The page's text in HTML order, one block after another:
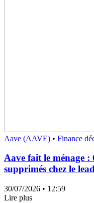
Aave (AAVE) • Finance
Aave fait le ménage :
supprimés chez le
30/07/2026 • 12:59
Lire plus